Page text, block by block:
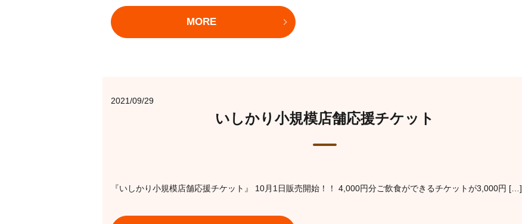
MORE
2021/09/29
いしかり小規模店舗応援チケット
『いしかり小規模店舗応援チケット』 10月1日販売開始！！ 4,000円分ご飲食ができるチケットが3,000円 […]